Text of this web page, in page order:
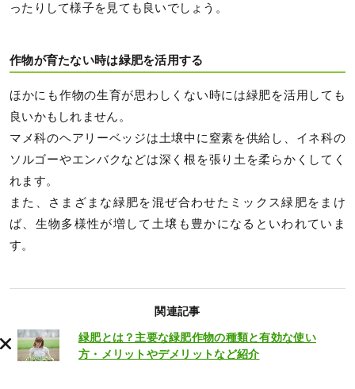
ったりして様子を見ても良いでしょう。
作物が育たない時は緑肥を活用する
ほかにも作物の生育が思わしくない時には緑肥を活用しても
良いかもしれません。
マメ科のヘアリーベッジは土壌中に窒素を供給し、イネ科の
ソルゴーやエンバクなどは深く根を張り土を柔らかくしてく
れます。
また、さまざまな緑肥を混ぜ合わせたミックス緑肥をまけ
ば、生物多様性が増して土壌も豊かになるといわれていま
す。
関連記事
緑肥とは？主要な緑肥作物の種類と有効な使い
方・メリットやデメリットなど紹介